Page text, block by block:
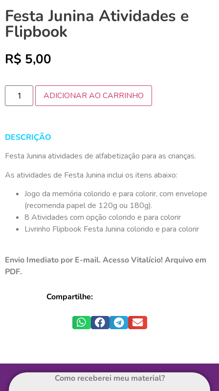
Festa Junina Atividades e
Flipbook
R$ 5,00
ADICIONAR AO CARRINHO
DESCRIÇÃO
Festa Junina atividades de alfabetização para as crianças.
As atividades de Festa Junina inclui os itens abaixo:
Jogo da memória colorido e para colorir, com envelope
(recomenda papel de 120g ou 180g).
8 Atividades com opção colorido e para colorir
Livrinho Flipbook Festa Junina colorido e para colorir
Envio Imediato por E-mail. Acesso Vitalício! Arquivo em
PDF.
Compartilhe:
Como receberei meu material?